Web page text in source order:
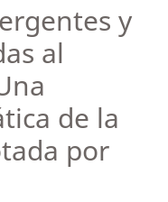
y
al
de la
por